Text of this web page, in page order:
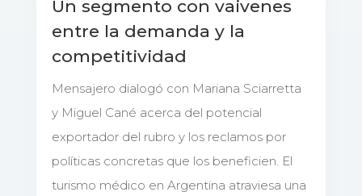
Un segmento con vaivenes
entre la demanda y la
competitividad
Mensajero dialogó con Mariana Sciarretta
y Miguel Cané acerca del potencial
exportador del rubro y los reclamos por
políticas concretas que los beneficien. El
turismo médico en Argentina atraviesa una